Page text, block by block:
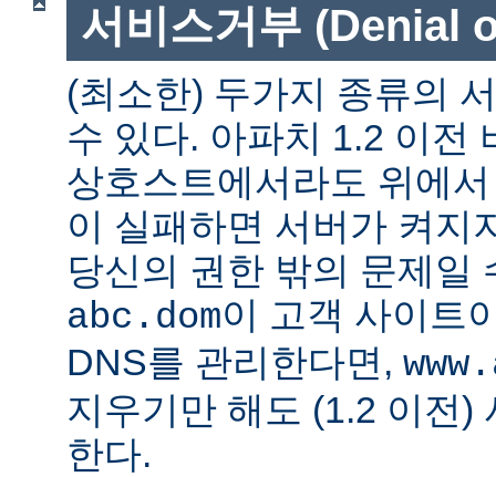
서비스거부 (Denial
(최소한) 두가지 종류의
수 있다. 아파치 1.2 이전
상호스트에서라도 위에
이 실패하면 서버가 켜지
당신의 권한 밖의 문제일
abc.dom이 고객 사이트
DNS를 관리한다면,
지우기만 해도 (1.2 이전)
한다.